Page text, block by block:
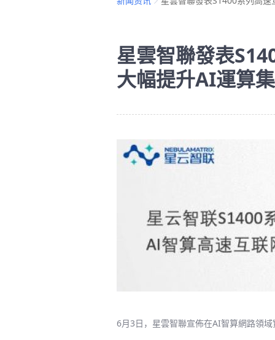
星雲智聯發表
大幅提升AI運算